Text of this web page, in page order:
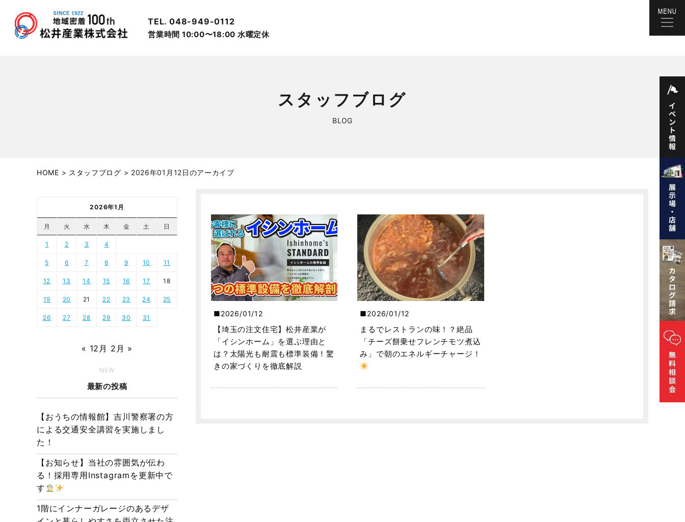
TEL. 048-949-0112
営業時間 10:00〜18:00 ⽔曜定休
BLOG
スタッフブログ
HOME > スタッフブログ > 2026年01月12日のアーカイブ
2026/01/12
【埼玉の注文住宅】松井産業が
「イシンホーム」を選ぶ理由と
は？太陽光も耐震も標準装備！驚
きの家づくりを徹底解説
2026/01/12
まるでレストランの味！？絶品
「チーズ餅乗せフレンチモツ煮込
み」で朝のエネルギーチャージ！
2026年1月
月 火 水 木 金 土 日
1 2 3 4
5 6 7 8 9 10 11
12 13 14 15 16 17 18
19 20 21 22 23 24 25
26 27 28 29 30 31
« 12月 2月 »
NEW
最新の投稿
【おうちの情報館】吉川警察署の方
による交通安全講習を実施しまし
た！
【お知らせ】当社の雰囲気が伝わ
る！採用専用Instagramを更新中で
す
1階にインナーガレージのあるデザ